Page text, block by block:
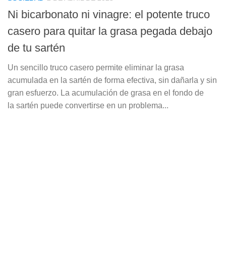
Ni bicarbonato ni vinagre: el potente truco
casero para quitar la grasa pegada debajo
de tu sartén
Un sencillo truco casero permite eliminar la grasa
acumulada en la sartén de forma efectiva, sin dañarla y sin
gran esfuerzo. La acumulación de grasa en el fondo de
la sartén puede convertirse en un problema...